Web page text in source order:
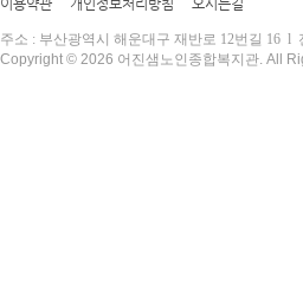
이용약관 개인정보처리방침 오시는길
주소 : 부산광역시 해운대구 재반로 12번길 16 l
Copyright © 2026 어진샘노인종합복지관. All